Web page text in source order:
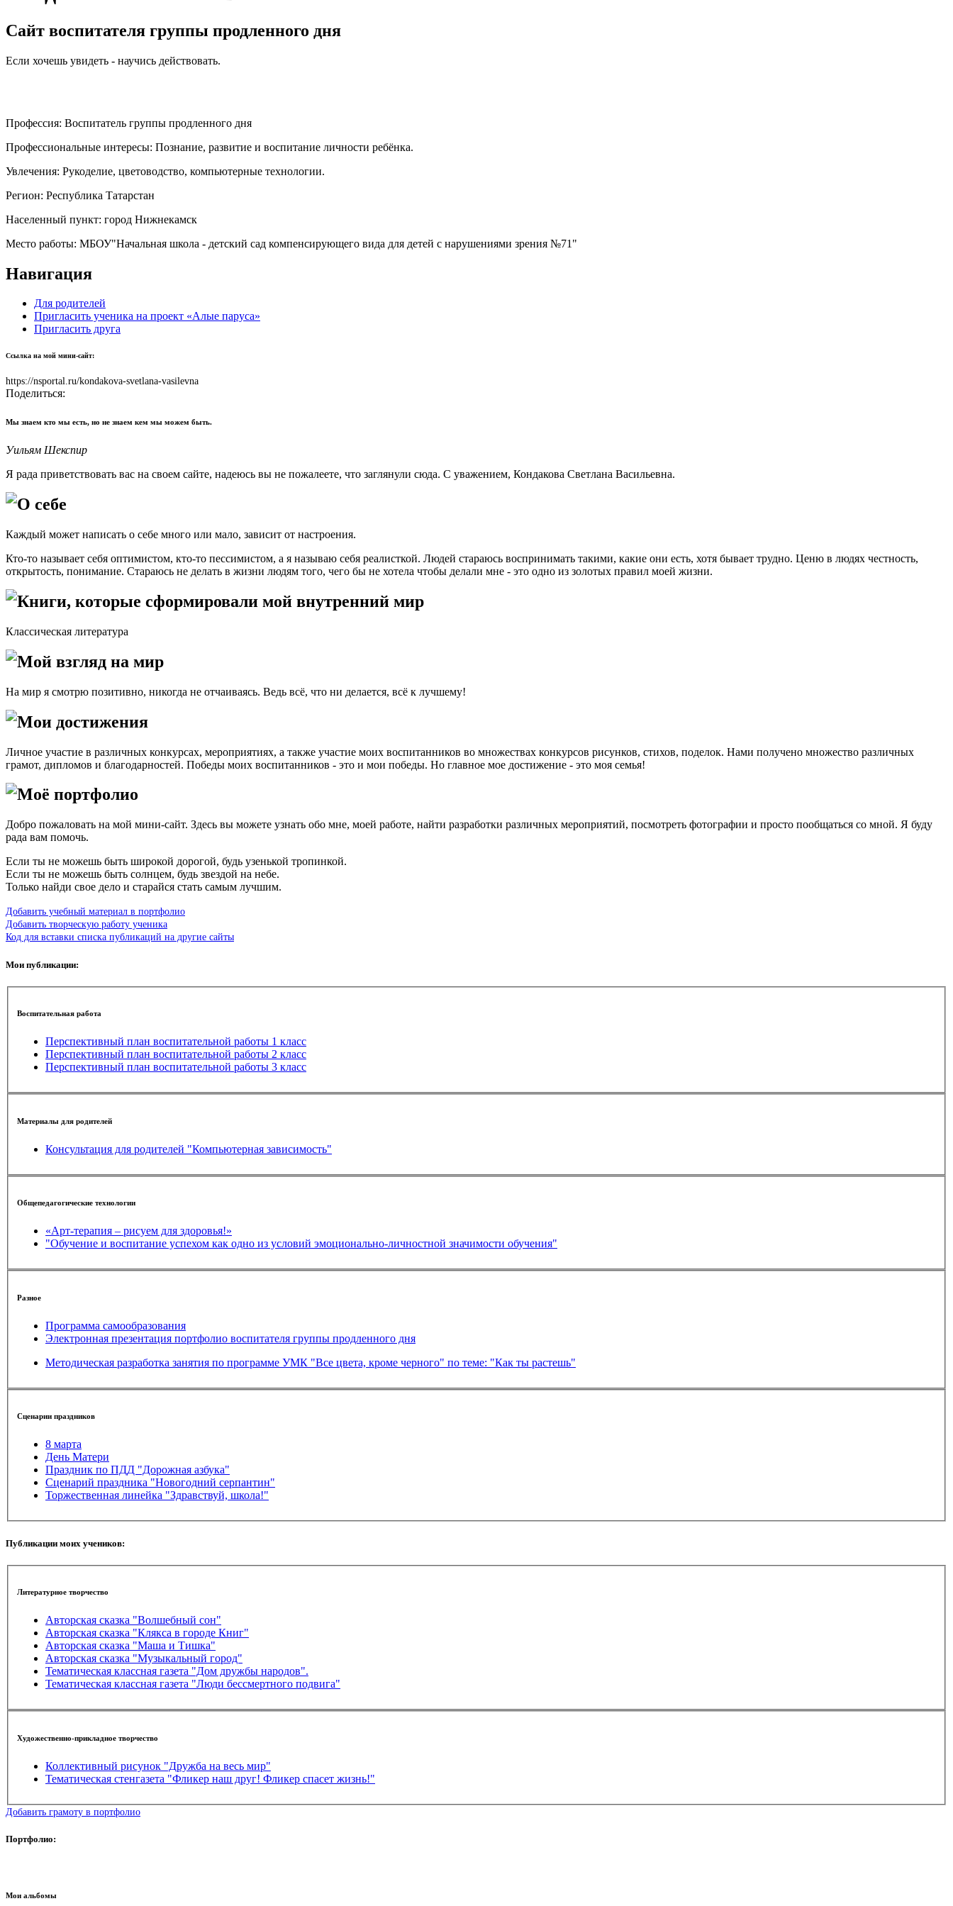
Сайт воспитателя группы продленного дня
Если хочешь увидеть - научись действовать.
Профессия: Воспитатель группы продленного дня
Профессиональные интересы: Познание, развитие и воспитание личности ребёнка.
Увлечения: Рукоделие, цветоводство, компьютерные технологии.
Регион: Республика Татарстан
Населенный пункт: город Нижнекамск
Место работы: МБОУ"Начальная школа - детский сад компенсирующего вида для детей с нарушениями зрения №71"
Навигация
Для родителей
Пригласить ученика на проект «Алые паруса»
Пригласить друга
Ссылка на мой мини-сайт:
https://nsportal.ru/kondakova-svetlana-vasilevna
Поделиться:
Мы знаем кто мы есть, но не знаем кем мы можем быть.
Уильям Шекспир
Я рада приветствовать вас на своем сайте, надеюсь вы не пожалеете, что заглянули сюда. С уважением, Кондакова Светлана Васильевна.
О себе
Каждый может написать о себе много или мало, зависит от настроения.
Кто-то называет себя оптимистом, кто-то пессимистом, а я называю себя реалисткой. Людей стараюсь воспринимать такими, какие они есть, хотя бывает трудно. Ценю в людях честность,
открытость, понимание. Стараюсь не делать в жизни людям того, чего бы не хотела чтобы делали мне - это одно из золотых правил моей жизни.
Книги, которые сформировали мой внутренний мир
Классическая литература
Мой взгляд на мир
На мир я смотрю позитивно, никогда не отчаиваясь. Ведь всё, что ни делается, всё к лучшему!
Мои достижения
Личное участие в различных конкурсах, мероприятиях, а также участие моих воспитанников во множествах конкурсов рисунков, стихов, поделок. Нами получено множество различных
грамот, дипломов и благодарностей. Победы моих воспитанников - это и мои победы. Но главное мое достижение - это моя семья!
Моё портфолио
Добро пожаловать на мой мини-сайт. Здесь вы можете узнать обо мне, моей работе, найти разработки различных мероприятий, посмотреть фотографии и просто пообщаться со мной. Я буду
рада вам помочь.
Если ты не можешь быть широкой дорогой, будь узенькой тропинкой.
Если ты не можешь быть солнцем, будь звездой на небе.
Только найди свое дело и старайся стать самым лучшим.
Добавить учебный материал в портфолио
Добавить творческую работу ученика
Код для вставки списка публикаций на другие сайты
Мои публикации:
Воспитательная работа
Перспективный план воспитательной работы 1 класс
Перспективный план воспитательной работы 2 класс
Перспективный план воспитательной работы 3 класс
Материалы для родителей
Консультация для родителей "Компьютерная зависимость"
Общепедагогические технологии
«Арт-терапия – рисуем для здоровья!»
"Обучение и воспитание успехом как одно из условий эмоционально-личностной значимости обучения"
Разное
Программа самообразования
Электронная презентация портфолио воспитателя группы продленного дня
Методическая разработка занятия по программе УМК "Все цвета, кроме черного" по теме: "Как ты растешь"
Сценарии праздников
8 марта
День Матери
Праздник по ПДД "Дорожная азбука"
Сценарий праздника "Новогодний серпантин"
Торжественная линейка "Здравствуй, школа!"
Публикации моих учеников:
Литературное творчество
Авторская сказка "Волшебный сон"
Авторская сказка "Клякса в городе Книг"
Авторская сказка "Маша и Тишка"
Авторская сказка "Музыкальный город"
Тематическая классная газета "Дом дружбы народов".
Тематическая классная газета "Люди бессмертного подвига"
Художественно-прикладное творчество
Коллективный рисунок "Дружба на весь мир"
Тематическая стенгазета "Фликер наш друг! Фликер спасет жизнь!"
Добавить грамоту в портфолио
Портфолио:
Мои альбомы